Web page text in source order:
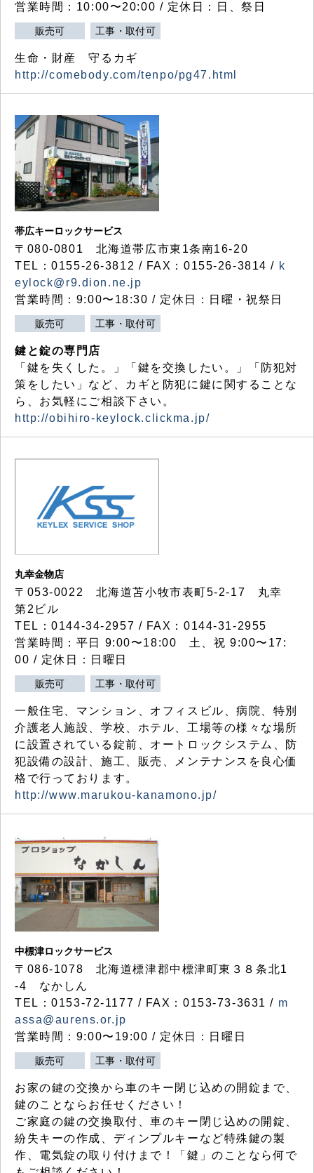
営業時間：10:00〜20:00 / 定休日：日、祭日
販売可 工事・取付可
生命・財産 守るカギ
http://comebody.com/tenpo/pg47.html
帯広キーロックサービス
〒080-0801 北海道帯広市東1条南16-20
TEL：0155-26-3812 / FAX：0155-26-3814 / k
eylock@r9.dion.ne.jp
営業時間：9:00〜18:30 / 定休日：日曜・祝祭日
販売可 工事・取付可
鍵と錠の専門店
「鍵を失くした。」「鍵を交換したい。」「防犯対
策をしたい」など、カギと防犯に鍵に関することな
ら、お気軽にご相談下さい。
http://obihiro-keylock.clickma.jp/
丸幸金物店
〒053-0022 北海道苫小牧市表町5-2-17 丸幸
第2ビル
TEL：0144-34-2957 / FAX：0144-31-2955
営業時間：平日 9:00〜18:00 土、祝 9:00〜17:
00 / 定休日：日曜日
販売可 工事・取付可
一般住宅、マンション、オフィスビル、病院、特別
介護老人施設、学校、ホテル、工場等の様々な場所
に設置されている錠前、オートロックシステム、防
犯設備の設計、施工、販売、メンテナンスを良心価
格で行っております。
http://www.marukou-kanamono.jp/
中標津ロックサービス
〒086-1078 北海道標津郡中標津町東３８条北1
-4 なかしん
TEL：0153-72-1177 / FAX：0153-73-3631 / m
assa@aurens.or.jp
営業時間：9:00〜19:00 / 定休日：日曜日
販売可 工事・取付可
お家の鍵の交換から車のキー閉じ込めの開錠まで、
鍵のことならお任せください！
ご家庭の鍵の交換取付、車のキー閉じ込めの開錠、
紛失キーの作成、ディンプルキーなど特殊鍵の製
作、電気錠の取り付けまで！「鍵」のことなら何で